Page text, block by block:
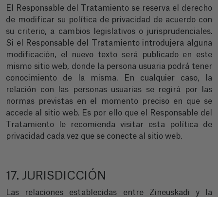
El Responsable del Tratamiento se reserva el derecho
de modificar su política de privacidad de acuerdo con
su criterio, a cambios legislativos o jurisprudenciales.
Si el Responsable del Tratamiento introdujera alguna
modificación, el nuevo texto será publicado en este
mismo sitio web, donde la persona usuaria podrá tener
conocimiento de la misma. En cualquier caso, la
relación con las personas usuarias se regirá por las
normas previstas en el momento preciso en que se
accede al sitio web. Es por ello que el Responsable del
Tratamiento le recomienda visitar esta política de
privacidad cada vez que se conecte al sitio web.
17. JURISDICCIÓN
Las relaciones establecidas entre Zineuskadi y la